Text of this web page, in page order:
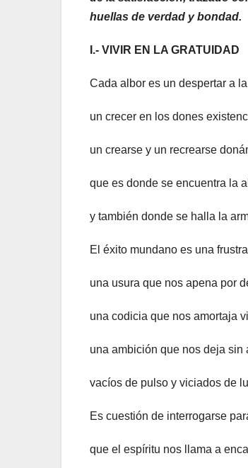
huellas de verdad y bondad.
I.- VIVIR EN LA GRATUIDAD
Cada albor es un despertar a
un crecer en los dones
un crearse y un recrearse
que es donde se encuentra la
y también donde se halla la
El éxito mundano es una
una usura que nos apena por
una codicia que nos amortaja
una ambición que nos deja sin
vacíos de pulso y viciados de
Es cuestión de interrogarse
que el espíritu nos llama a